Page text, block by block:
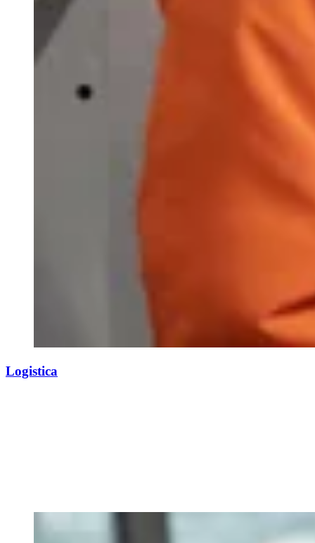
Logistica